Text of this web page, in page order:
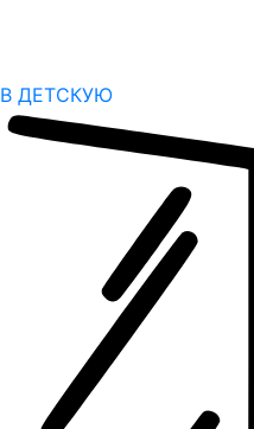
В ДЕТСКУЮ